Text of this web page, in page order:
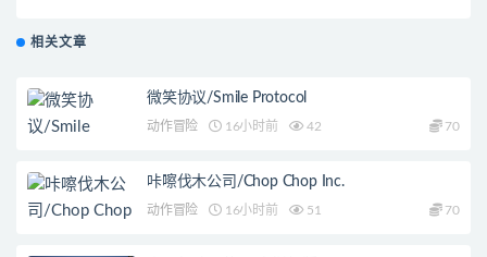
相关文章
微笑协议/Smile Protocol
动作冒险 16小时前 42 70
咔嚓伐木公司/Chop Chop Inc.
动作冒险 16小时前 51 70